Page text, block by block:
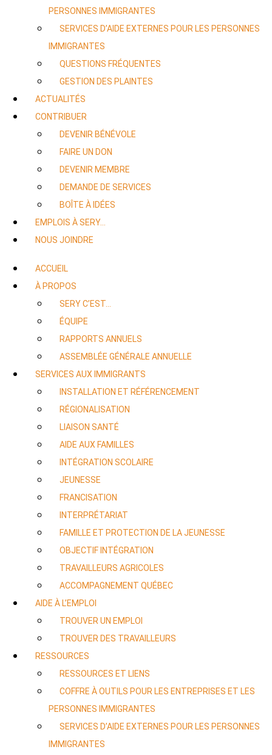
PERSONNES IMMIGRANTES
SERVICES D’AIDE EXTERNES POUR LES PERSONNES
IMMIGRANTES
QUESTIONS FRÉQUENTES
GESTION DES PLAINTES
ACTUALITÉS
CONTRIBUER
DEVENIR BÉNÉVOLE
FAIRE UN DON
DEVENIR MEMBRE
DEMANDE DE SERVICES
BOÎTE À IDÉES
EMPLOIS À SERY…
NOUS JOINDRE
ACCUEIL
À PROPOS
SERY C’EST…
ÉQUIPE
RAPPORTS ANNUELS
ASSEMBLÉE GÉNÉRALE ANNUELLE
SERVICES AUX IMMIGRANTS
INSTALLATION ET RÉFÉRENCEMENT
RÉGIONALISATION
LIAISON SANTÉ
AIDE AUX FAMILLES
INTÉGRATION SCOLAIRE
JEUNESSE
FRANCISATION
INTERPRÉTARIAT
FAMILLE ET PROTECTION DE LA JEUNESSE
OBJECTIF INTÉGRATION
TRAVAILLEURS AGRICOLES
ACCOMPAGNEMENT QUÉBEC
AIDE À L’EMPLOI
TROUVER UN EMPLOI
TROUVER DES TRAVAILLEURS
RESSOURCES
RESSOURCES ET LIENS
COFFRE À OUTILS POUR LES ENTREPRISES ET LES
PERSONNES IMMIGRANTES
SERVICES D’AIDE EXTERNES POUR LES PERSONNES
IMMIGRANTES